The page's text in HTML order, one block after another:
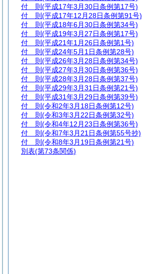
付 則 (平成17年3月30日条例第17号)
付 則 (平成17年12月28日条例第91号)
付 則 (平成18年6月30日条例第34号)
付 則 (平成19年3月27日条例第17号)
付 則 (平成21年1月26日条例第1号)
付 則 (平成24年5月1日条例第28号)
付 則 (平成26年3月28日条例第34号)
付 則 (平成27年3月30日条例第36号)
付 則 (平成28年3月28日条例第37号)
付 則 (平成29年3月31日条例第21号)
付 則 (平成31年3月29日条例第39号)
付 則 (令和2年3月18日条例第12号)
付 則 (令和3年3月22日条例第32号)
付 則 (令和4年12月23日条例第36号)
付 則 (令和7年3月21日条例第55号抄)
付 則 (令和8年3月19日条例第21号)
別表(第73条関係)